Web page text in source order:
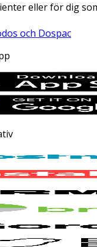
eller för dig
och Dospac